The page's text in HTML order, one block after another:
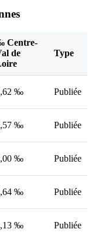
Centre-
de
Type
‰ Publiée
‰ Publiée
‰ Publiée
‰ Publiée
‰ Publiée